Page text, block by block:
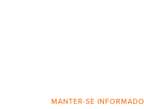
MANTER-SE INFORMADO